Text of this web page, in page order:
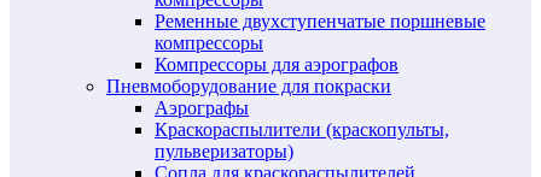
Ременные двухступенчатые поршневые
компрессоры
Компрессоры для аэрографов
Пневмоборудование для покраски
Аэрографы
Краскораспылители (краскопульты,
пульверизаторы)
Сопла для краскораспылителей